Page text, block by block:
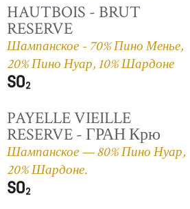
HAUTBOIS - BRUT
RESERVE
Шампанское - 70% Пино Менье,
20% Пино Нуар, 10% Шардоне
PAYELLE VIEILLE
RESERVE - ГРАН Крю
Шампанское — 80% Пино Нуар,
20% Шардоне.